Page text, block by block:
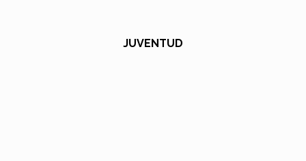
JUVENTUD